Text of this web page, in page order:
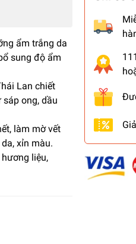
ẩm trắng da
sung độ ẩm
Lan chiết
ong, dầu
làm mờ vết
xỉn màu.
liệu,